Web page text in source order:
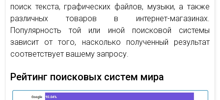
поиск текста, графических файлов, музыки, а также
различных товаров в интернет-магазинах.
Популярность той или иной поисковой системы
зависит от того, насколько полученный результат
соответствует вашему запросу.
Рейтинг поисковых систем мира